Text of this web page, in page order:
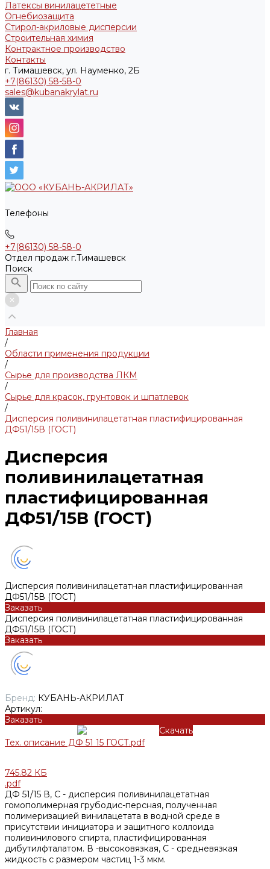
Латексы винилацететные
Огнебиозащита
Стирол-акриловые дисперсии
Строительная химия
Контрактное производство
Контакты
г. Тимашевск, ул. Науменко, 2Б
+7(86130) 58-58-0
sales@kubanakrylat.ru
Телефоны
+7(86130) 58-58-0
Отдел продаж г.Тимашевск
Поиск
Главная
/
Области применения продукции
/
Сырье для производства ЛКМ
/
Сырье для красок, грунтовок и шпатлевок
/
Дисперсия поливинилацетатная пластифицированная
ДФ51/15В (ГОСТ)
Дисперсия
поливинилацетатная
пластифицированная
ДФ51/15В (ГОСТ)
Дисперсия поливинилацетатная пластифицированная
ДФ51/15В (ГОСТ)
Заказать
Дисперсия поливинилацетатная пластифицированная
ДФ51/15В (ГОСТ)
Заказать
Бренд: КУБАНЬ-АКРИЛАТ
Артикул:
Заказать
Скачать
Тех. описание ДФ 51 15 ГОСТ.pdf
745.82 КБ
.pdf
ДФ 51/15 В, С - дисперсия поливинилацетатная
гомополимерная грубодис-персная, полученная
полимеризацией винилацетата в водной среде в
присутствии инициатора и защитного коллоида
поливинилового спирта, пластифицированная
дибутилфталатом. В -высоковязкая, С - средневязкая
жидкость с размером частиц 1-3 мкм.